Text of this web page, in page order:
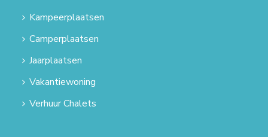
Kampeerplaatsen
Camperplaatsen
Jaarplaatsen
Vakantiewoning
Verhuur Chalets